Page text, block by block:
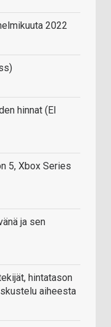
2022
hinnat (EI
5, Xbox Series
ja sen
hintatason
aiheesta